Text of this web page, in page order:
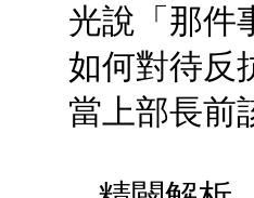
光說「那件事
如何對待反抗
當上部長前